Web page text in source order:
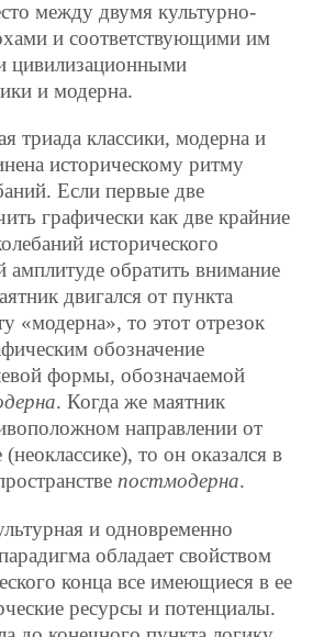
между двумя культурно-
и соответствующими им
цивилизационными
и модерна.
триада классики, модерна и
историческому ритму
Если первые две
графически как две крайние
исторического
амплитуде обратить внимание
двигался от пункта
«модерна», то этот отрезок
обозначение
формы, обозначаемой
. Когда же маятник
направлении от
то он оказался в
постмодерна.
и одновременно
обладает свойством
конца все имеющиеся в ее
ресурсы и потенциалы.